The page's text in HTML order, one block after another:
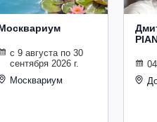
с 9 августа по 30
сентября 2026 г.
Москвариум